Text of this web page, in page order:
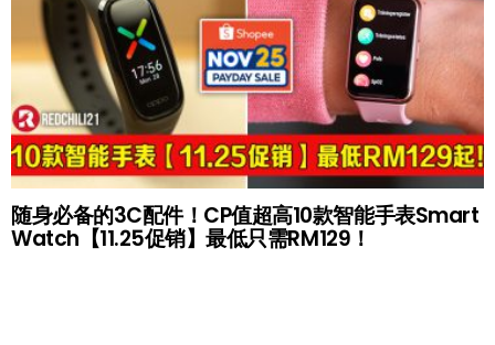
随身必备的3C配件！CP值超高10款智能手表Smart
Watch【11.25促销】最低只需RM129！